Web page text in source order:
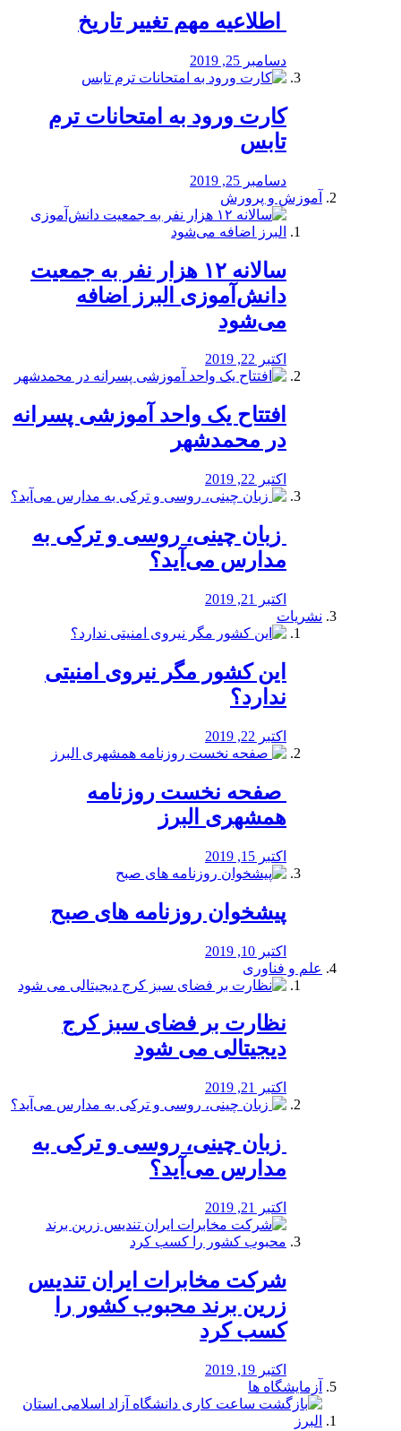
️ اطلاعیه مهم تغییر تاریخ
دسامبر 25, 2019
کارت ورود به امتحانات ترم
تابس
دسامبر 25, 2019
آموزش و پرورش
️سالانه ۱۲ هزار نفر به جمعیت
دانش‌آموزی البرز اضافه
می‌شود
اکتبر 22, 2019
افتتاح یک واحد آموزشی پسرانه
در محمدشهر
اکتبر 22, 2019
️ زبان چینی، روسی و ترکی به
مدارس می‌آید؟
اکتبر 21, 2019
نشریات
این کشور مگر نیروی امنیتی
ندارد؟
اکتبر 22, 2019
️ صفحه نخست روزنامه‌
همشهری البرز
اکتبر 15, 2019
پیشخوان روزنامه های صبح
اکتبر 10, 2019
علم و فناوری
نظارت بر فضای سبز کرج
دیجیتالی می شود
اکتبر 21, 2019
️ زبان چینی، روسی و ترکی به
مدارس می‌آید؟
اکتبر 21, 2019
شرکت مخابرات ایران تندیس
زرین برند محبوب کشور را
کسب کرد
اکتبر 19, 2019
آزمایشگاه ها